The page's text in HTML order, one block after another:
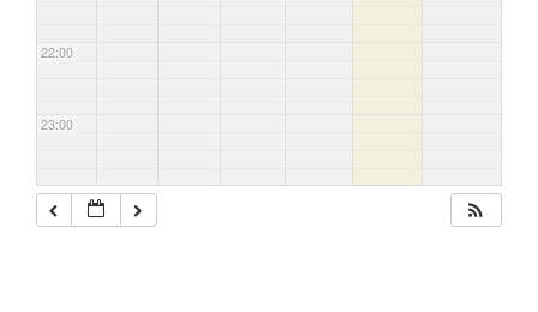
22:00
23:00